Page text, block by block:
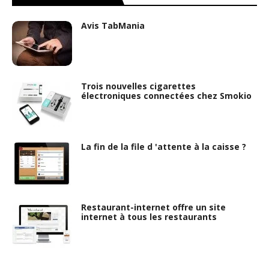
Avis TabMania
Trois nouvelles cigarettes
électroniques connectées chez Smokio
La fin de la file d 'attente à la caisse ?
Restaurant-internet offre un site
internet à tous les restaurants